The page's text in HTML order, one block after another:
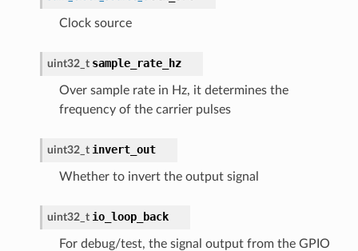
Clock source
uint32_t sample_rate_hz
Over sample rate in Hz, it determines the
frequency of the carrier pulses
uint32_t invert_out
Whether to invert the output signal
uint32_t io_loop_back
For debug/test, the signal output from the GPIO